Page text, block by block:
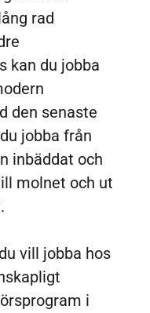
rad
kan du jobba
den senaste
jobba från
inbäddat och
molnet och ut
vill jobba hos
i